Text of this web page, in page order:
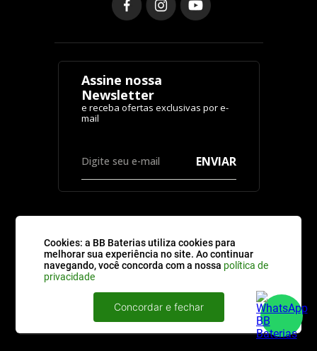
Cookies: a BB Baterias utiliza cookies para
melhorar sua experiência no site. Ao continuar
navegando, você concorda com a nossa política de
privacidade
Concordar e fechar
Assine nossa
Newsletter
ENVIAR
CATEGORIAS